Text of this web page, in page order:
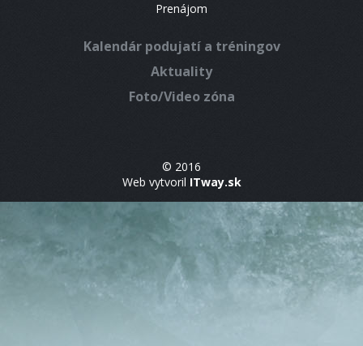
Prenájom
Kalendár podujatí a tréningov
Aktuality
Foto/Video zóna
© 2016
Web vytvoril ITway.sk